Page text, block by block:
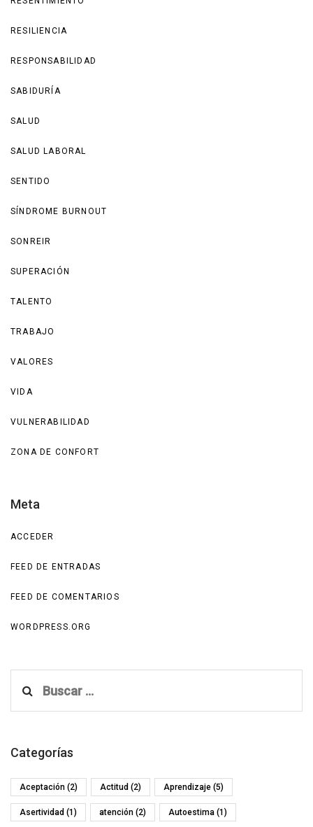
RESILIENCIA
RESPONSABILIDAD
SABIDURÍA
SALUD
SALUD LABORAL
SENTIDO
SÍNDROME BURNOUT
SONREIR
SUPERACIÓN
TALENTO
TRABAJO
VALORES
VIDA
VULNERABILIDAD
ZONA DE CONFORT
Meta
ACCEDER
FEED DE ENTRADAS
FEED DE COMENTARIOS
WORDPRESS.ORG
Categorías
Aceptación (2) Actitud (2) Aprendizaje (5)
Asertividad (1) atención (2) Autoestima (1)